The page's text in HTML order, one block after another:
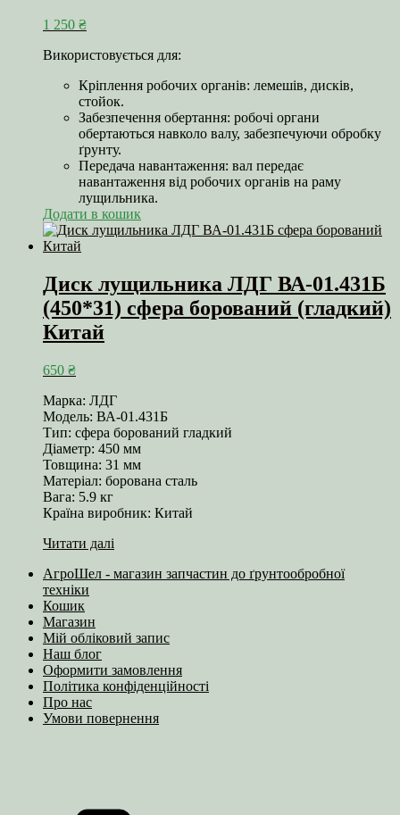
1 250 ₴
Використовується для:
Кріплення робочих органів: лемешів, дисків,
стойок.
Забезпечення обертання: робочі органи
обертаються навколо валу, забезпечуючи обробку
ґрунту.
Передача навантаження: вал передає
навантаження від робочих органів на раму
лущильника.
Додати в кошик
Диск лущильника ЛДГ ВА-01.431Б
(450*31) сфера борований (гладкий)
Китай
650 ₴
Марка: ЛДГ
Модель: ВА-01.431Б
Тип: сфера борований гладкий
Діаметр: 450 мм
Товщина: 31 мм
Матеріал: борована сталь
Вага: 5.9 кг
Країна виробник: Китай
Читати далі
АгроШел - магазин запчастин до ґрунтообробної
техніки
Кошик
Магазин
Мій обліковий запис
Наш блог
Оформити замовлення
Політика конфіденційності
Про нас
Умови повернення